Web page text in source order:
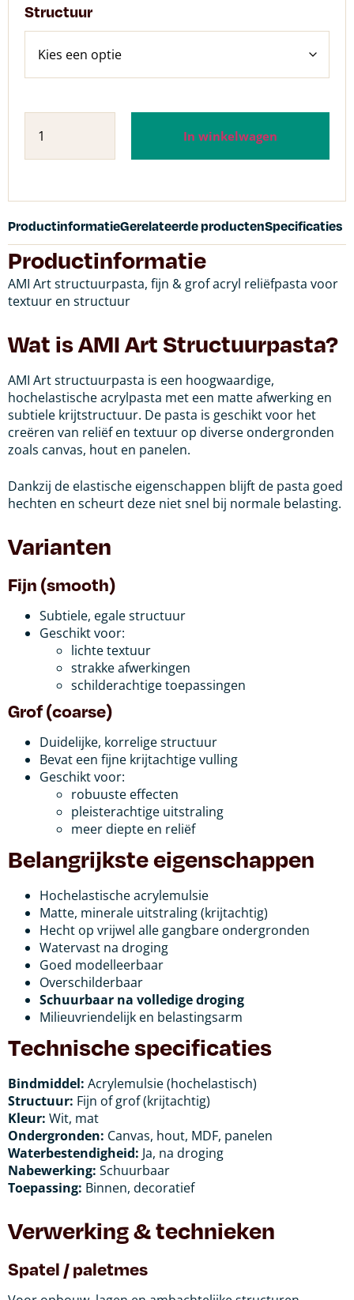
Structuur
In winkelwagen
ProductinformatieGerelateerde productenSpecificaties
Productinformatie
AMI Art structuurpasta, fijn & grof acryl reliëfpasta voor
textuur en structuur
Wat is AMI Art Structuurpasta?
AMI Art structuurpasta is een hoogwaardige,
hochelastische acrylpasta met een matte afwerking en
subtiele krijtstructuur. De pasta is geschikt voor het
creëren van reliëf en textuur op diverse ondergronden
zoals canvas, hout en panelen.
Dankzij de elastische eigenschappen blijft de pasta goed
hechten en scheurt deze niet snel bij normale belasting.
Varianten
Fijn (smooth)
Subtiele, egale structuur
Geschikt voor:
lichte textuur
strakke afwerkingen
schilderachtige toepassingen
Grof (coarse)
Duidelijke, korrelige structuur
Bevat een fijne krijtachtige vulling
Geschikt voor:
robuuste effecten
pleisterachtige uitstraling
meer diepte en reliëf
Belangrijkste eigenschappen
Hochelastische acrylemulsie
Matte, minerale uitstraling (krijtachtig)
Hecht op vrijwel alle gangbare ondergronden
Watervast na droging
Goed modelleerbaar
Overschilderbaar
Schuurbaar na volledige droging
Milieuvriendelijk en belastingsarm
Technische specificaties
Bindmiddel: Acrylemulsie (hochelastisch)
Structuur: Fijn of grof (krijtachtig)
Kleur: Wit, mat
Ondergronden: Canvas, hout, MDF, panelen
Waterbestendigheid: Ja, na droging
Nabewerking: Schuurbaar
Toepassing: Binnen, decoratief
Verwerking & technieken
Spatel / paletmes